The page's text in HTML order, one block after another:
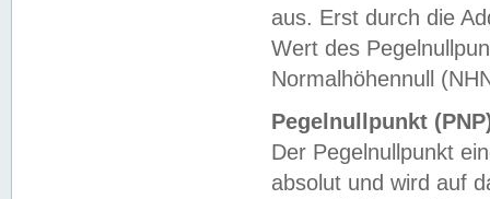
aus. Erst durch die
Wert des
Normalhöhennull
Pegelnullpunkt
Der Pegelnullpunkt
absolut und wird auf